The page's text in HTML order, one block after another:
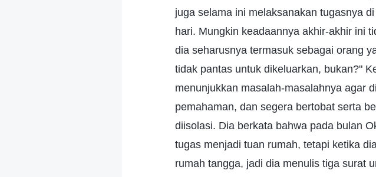
juga selama ini melaksanakan tugasnya
hari. Mungkin keadaannya akhir-akhir ini
dia seharusnya termasuk sebagai orang
tidak pantas untuk dikeluarkan, bukan?"
menunjukkan masalah-masalahnya agar
pemahaman, dan segera bertobat serta
diisolasi. Dia berkata bahwa pada bulan
tugas menjadi tuan rumah, tetapi ketika
rumah tangga, jadi dia menulis tiga surat